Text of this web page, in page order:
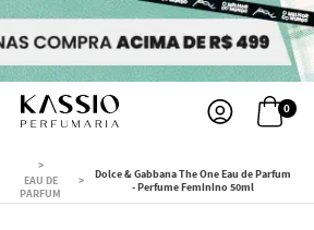
0
EAU DE
PARFUM
Dolce & Gabbana The One Eau de Parfum
- Perfume Feminino 50ml